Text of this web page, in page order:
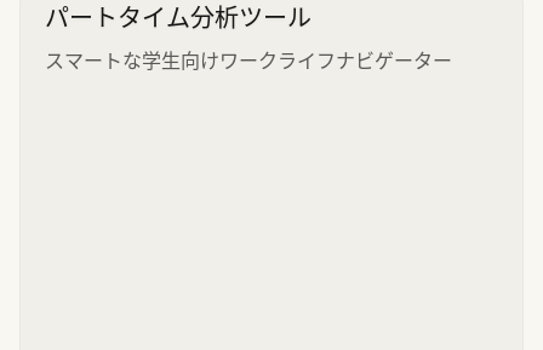
パートタイム分析ツール
スマートな学生向けワークライフナビゲーター